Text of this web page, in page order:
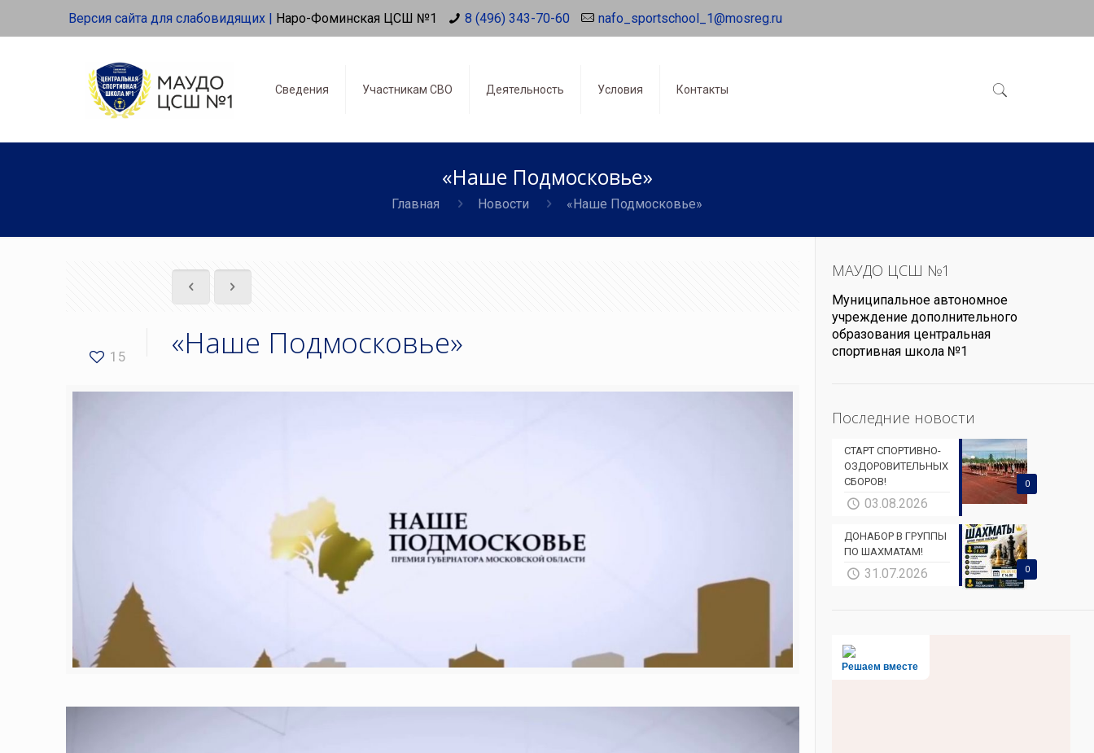
Версия сайта для слабовидящих | Наро-Фоминская ЦСШ №1 8 (496) 343-70-60 nafo_sportschool_1@mosreg.ru
Сведения Участникам СВО Деятельность Условия Контакты
«Наше Подмосковье»
Главная Новости «Наше Подмосковье»
15 «Наше Подмосковье»
МАУДО ЦСШ №1
Муниципальное автономное
учреждение дополнительного
образования центральная
спортивная школа №1
Последние новости
0
СТАРТ СПОРТИВНО-
ОЗДОРОВИТЕЛЬНЫХ
СБОРОВ!
03.08.2026
0
ДОНАБОР В ГРУППЫ
ПО ШАХМАТАМ!
31.07.2026
Решаем вместе